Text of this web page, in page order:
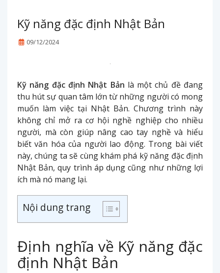
Kỹ năng đặc định Nhật Bản
09/12/2024
Kỹ năng đặc định Nhật Bản là một chủ đề đang
thu hút sự quan tâm lớn từ những người có mong
muốn làm việc tại Nhật Bản. Chương trình này
không chỉ mở ra cơ hội nghề nghiệp cho nhiều
người, mà còn giúp nâng cao tay nghề và hiểu
biết văn hóa của người lao động. Trong bài viết
này, chúng ta sẽ cùng khám phá kỹ năng đặc định
Nhật Bản, quy trình áp dụng cũng như những lợi
ích mà nó mang lại.
Nội dung trang
Định nghĩa về Kỹ năng đặc
định Nhật Bản